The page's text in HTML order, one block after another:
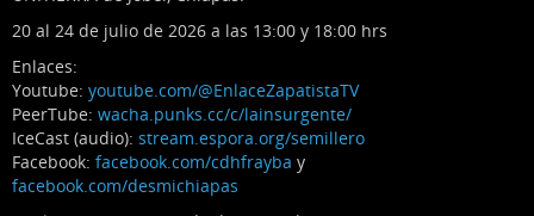
20 al 24 de julio de 2026 a las 13:00 y 18:00 hrs
Enlaces:
Youtube: youtube.com/@EnlaceZapatistaTV
PeerTube: wacha.punks.cc/c/lainsurgente/
IceCast (audio): stream.espora.org/semillero
Facebook: facebook.com/cdhfrayba y
facebook.com/desmichiapas